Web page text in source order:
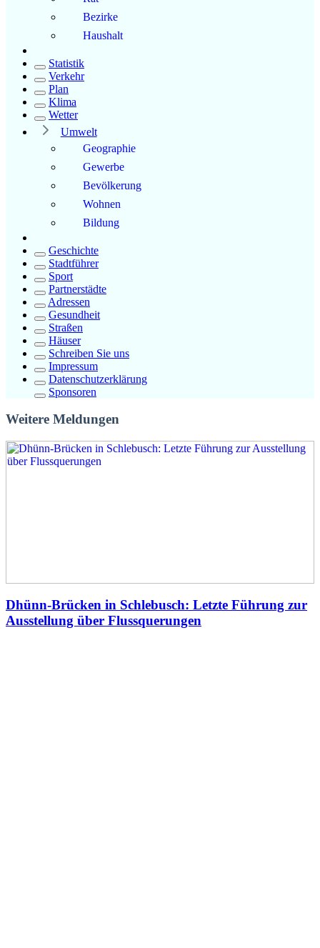
Bezirke
Haushalt
Statistik
Verkehr
Plan
Klima
Wetter
Umwelt
Geographie
Gewerbe
Bevölkerung
Wohnen
Bildung
Geschichte
Stadtführer
Sport
Partnerstädte
Adressen
Gesundheit
Straßen
Häuser
Schreiben Sie uns
Impressum
Datenschutzerklärung
Sponsoren
Weitere Meldungen
Dhünn-Brücken in Schlebusch: Letzte Führung zur
Ausstellung über Flussquerungen